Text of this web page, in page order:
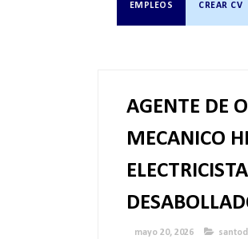
EMPLEOS CREAR CV
AGENTE DE
MECANICO
mayo 20, 2026